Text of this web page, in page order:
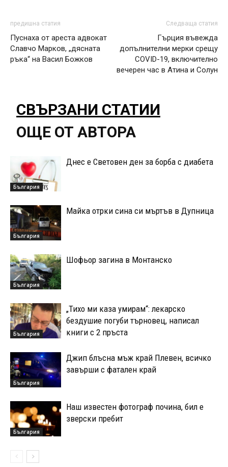
предишна статия
Пуснаха от ареста адвокат
Славчо Марков, „дясната
ръка“ на Васил Божков
Следваща статия
Гърция въвежда
допълнителни мерки срещу
COVID-19, включително
вечерен час в Атина и Солун
СВЪРЗАНИ СТАТИИ
ОЩЕ ОТ АВТОРА
България
Днес е Световен ден за борба с диабета
България
Майка отрки сина си мъртъв в Дупница
България
Шофьор загина в Монтанско
България
„Тихо ми каза умирам“: лекарско
бездушие погуби търновец, написал
книги с 2 пръста
България
Джип блъсна мъж край Плевен, всичко
завърши с фатален край
България
Наш известен фотограф почина, бил е
зверски пребит